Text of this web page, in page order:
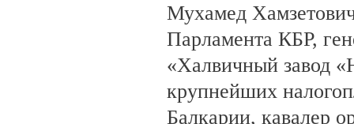
Мухамед
Парламента КБР,
«Халвичный завод
крупнейших
Балкарии, кавалер